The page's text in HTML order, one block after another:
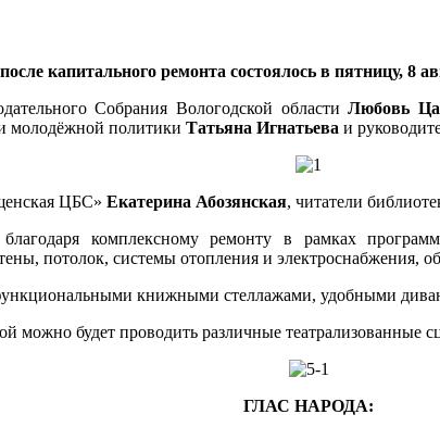
капитального ремонта состоялось в пятницу, 8
Собрания Вологодской областиЛюбовь
молодёжной политики Татьяна Игнатьева и
ЦБС» Екатерина Абозянская, читатели
комплексному ремонту в рамках
потолок, системы отопления и электроснабжения,
книжными стеллажами, удобными
можно будет проводить различные театрализованные
ГЛАС НАРОДА: